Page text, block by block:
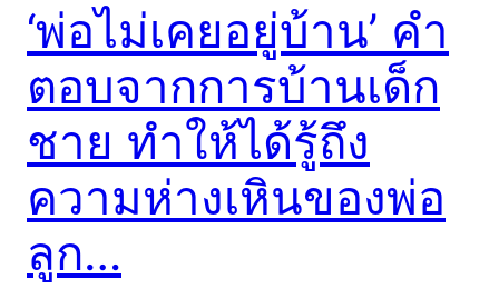
‘พ่อไม่เคยอยู่บ้าน’ คำ
ตอบจากการบ้านเด็ก
ชาย ทำให้ได้รู้ถึง
ความห่างเหินของพ่อ
ลูก…